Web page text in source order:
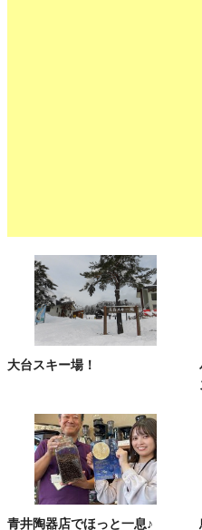
大台スキー場！
青井陶器店でほっと一息♪